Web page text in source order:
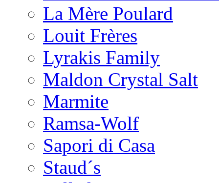
La Mère Poulard
Louit Frères
Lyrakis Family
Maldon Crystal Salt
Marmite
Ramsa-Wolf
Sapori di Casa
Staud´s